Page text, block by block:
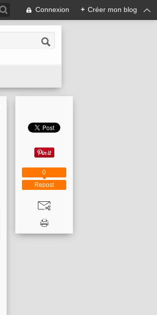
Connexion + Créer mon blog
Repost
0